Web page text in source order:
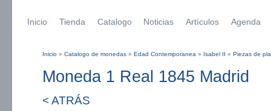
Inicio Tienda Catalogo Noticias Artículos Agenda
Inicio » Catalogo de monedas » Edad Contemporanea » Isabel II » Piezas de
Moneda 1 Real 1845 Madrid
< ATRÁS